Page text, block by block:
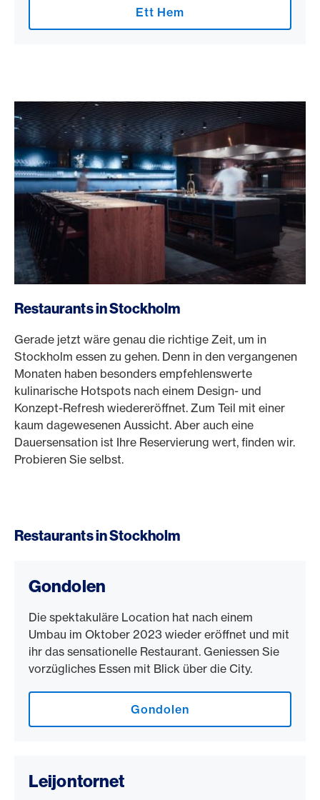
Ett Hem
Restaurants in Stockholm
Gerade jetzt wäre genau die richtige Zeit, um in
Stockholm essen zu gehen. Denn in den vergangenen
Monaten haben besonders empfehlenswerte
kulinarische Hotspots nach einem Design- und
Konzept-Refresh wiedereröffnet. Zum Teil mit einer
kaum dagewesenen Aussicht. Aber auch eine
Dauersensation ist Ihre Reservierung wert, finden wir.
Probieren Sie selbst.
Restaurants in Stockholm
Gondolen
Die spektakuläre Location hat nach einem
Umbau im Oktober 2023 wieder eröffnet und mit
ihr das sensationelle Restaurant. Geniessen Sie
vorzügliches Essen mit Blick über die City.
Gondolen
Leijontornet